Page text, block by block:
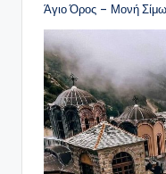
Άγιο Όρος – Μονή